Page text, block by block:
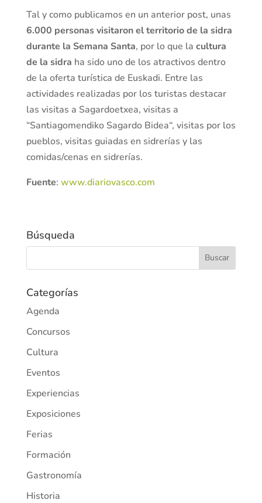
Tal y como publicamos en un anterior post, unas
6.000 personas visitaron el territorio de la sidra
durante la Semana Santa, por lo que la cultura
de la sidra ha sido uno de los atractivos dentro
de la oferta turística de Euskadi. Entre las
actividades realizadas por los turistas destacar
las visitas a Sagardoetxea, visitas a
“Santiagomendiko Sagardo Bidea“, visitas por los
pueblos, visitas guiadas en sidrerías y las
comidas/cenas en sidrerías.
Fuente: www.diariovasco.com
Búsqueda
Categorías
Agenda
Concursos
Cultura
Eventos
Experiencias
Exposiciones
Ferias
Formación
Gastronomía
Historia